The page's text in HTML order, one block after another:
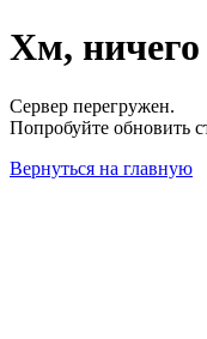
Хм, ничего
Сервер перегружен.
Попробуйте обновить
Вернуться на главную